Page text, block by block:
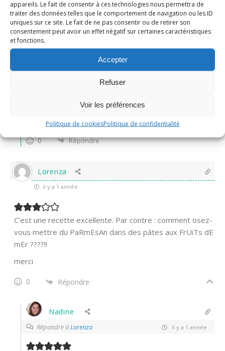
appareils. Le fait de consentir à ces technologies nous permettra de
traiter des données telles que le comportement de navigation ou les ID
uniques sur ce site. Le fait de ne pas consentir ou de retirer son
consentement peut avoir un effet négatif sur certaines caractéristiques
et fonctions.
Accepter
Refuser
Voir les préférences
Politique de cookiesPolitique de confidentialité
il y a 3 années
coucou cette recette de pâte est des plus appétissante,
bisous
une petite faim
Merci beaucoup, un vrai régal! ^_^
0
Répondre
Lorenza
il y a 1 année
C’est une recette excellente. Par contre : comment osez-
vous mettre du PaRmEsAn dans des pâtes aux FrUiTs dE
mEr ????!!
merci
0 Répondre
Nadine
Répondre àLorenza il y a 1 année